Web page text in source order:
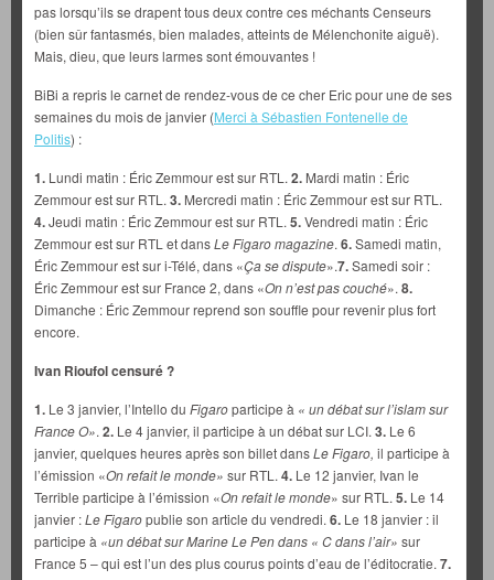
pas lorsqu’ils se drapent tous deux contre ces méchants Censeurs
(bien sûr fantasmés, bien malades, atteints de Mélenchonite aiguë).
Mais, dieu, que leurs larmes sont émouvantes !
BiBi a repris le carnet de rendez-vous de ce cher Eric pour une de ses
semaines du mois de janvier (Merci à Sébastien Fontenelle de
Politis) :
1. Lundi matin : Éric Zemmour est sur RTL. 2. Mardi matin : Éric
Zemmour est sur RTL. 3. Mercredi matin : Éric Zemmour est sur RTL.
4.Jeudi matin : Éric Zemmour est sur RTL. 5.Vendredi matin : Éric
Zemmour est sur RTL et dansLe Figaro magazine. 6.Samedi matin,
Éric Zemmour est sur i-Télé, dans «Ça se dispute».7.Samedi soir :
Éric Zemmour est sur France 2, dans «On n’est pas couché». 8.
Dimanche : Éric Zemmour reprend son souffle pour revenir plus fort
encore.
Ivan Rioufol censuré ?
1. Le 3 janvier, l’Intello du Figaroparticipe à « un débat sur l’islam sur
France O». 2. Le 4 janvier, il participe à un débat sur LCI. 3. Le 6
janvier, quelques heures après son billet dansLe Figaro, il participe à
l’émission «On refait le monde» sur RTL. 4. Le 12 janvier, Ivan le
Terrible participe à l’émission «On refait le monde» sur RTL. 5. Le 14
janvier :Le Figaropublie son article du vendredi. 6. Le 18 janvier : il
participe à «un débat sur Marine Le Pen dans « C dans l’air» sur
France 5 – qui est l’un des plus courus points d’eau de l’éditocratie. 7.